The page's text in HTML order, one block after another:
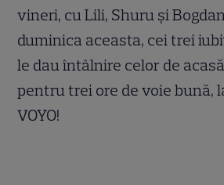
vineri, cu Lili, Shuru și
duminica aceasta, cei trei
le dau întâlnire celor de
pentru trei ore de voie bună,
VOYO!